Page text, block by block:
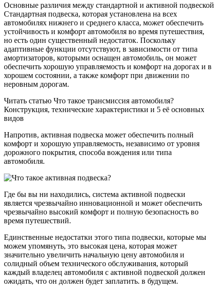
Основные различия между стандартной и активной подвеской
Стандартная подвеска, которая установлена ​​на всех
автомобилях нижнего и среднего класса, может обеспечить
устойчивость и комфорт автомобиля во время путешествия,
но есть один существенный недостаток. Поскольку
адаптивные функции отсутствуют, в зависимости от типа
амортизаторов, которыми оснащен автомобиль, он может
обеспечить хорошую управляемость и комфорт на дорогах и в
хорошем состоянии, а также комфорт при движении по
неровным дорогам.
Читать статью Что такое трансмиссия автомобиля?
Конструкция, технические характеристики и 5 её основных
видов
Напротив, активная подвеска может обеспечить полный
комфорт и хорошую управляемость, независимо от уровня
дорожного покрытия, способа вождения или типа
автомобиля.
Где бы вы ни находились, система активной подвески
является чрезвычайно инновационной и может обеспечить
чрезвычайно высокий комфорт и полную безопасность во
время путешествий.
Единственные недостатки этого типа подвески, которые мы
можем упомянуть, это высокая цена, которая может
значительно увеличить начальную цену автомобиля и
солидный объем технического обслуживания, который
каждый владелец автомобиля с активной подвеской должен
ожидать, что он должен будет заплатить. в будущем.